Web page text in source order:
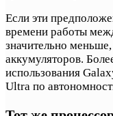
Если эти
времени работы
значительно
аккумуляторов.
использования
Ultra по